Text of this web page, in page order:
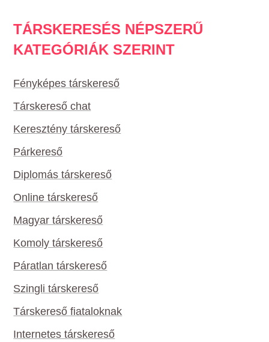
TÁRSKERESÉS NÉPSZERŰ
KATEGÓRIÁK SZERINT
Fényképes társkereső
Társkereső chat
Keresztény társkereső
Párkereső
Diplomás társkereső
Online társkereső
Magyar társkereső
Komoly társkereső
Páratlan társkereső
Szingli társkereső
Társkereső fiataloknak
Internetes társkereső